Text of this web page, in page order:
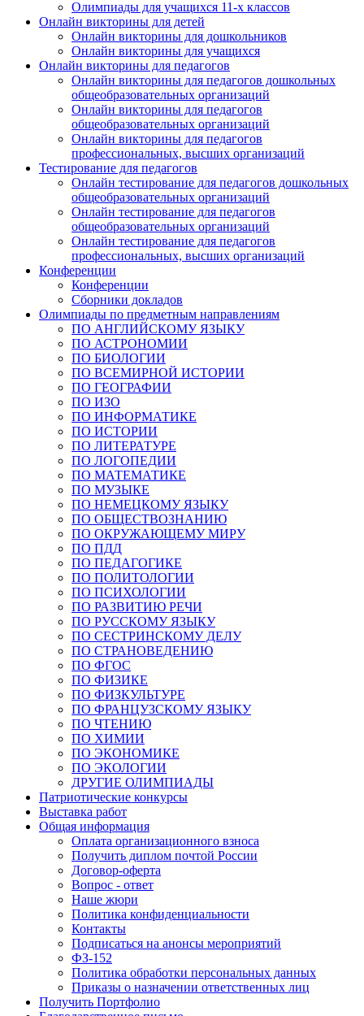
Олимпиады для учащихся 11-х классов
Онлайн викторины для детей
Онлайн викторины для дошкольников
Онлайн викторины для учащихся
Онлайн викторины для педагогов
Онлайн викторины для педагогов дошкольных
общеобразовательных организаций
Онлайн викторины для педагогов
общеобразовательных организаций
Онлайн викторины для педагогов
профессиональных, высших организаций
Тестирование для педагогов
Онлайн тестирование для педагогов дошкольных
общеобразовательных организаций
Онлайн тестирование для педагогов
общеобразовательных организаций
Онлайн тестирование для педагогов
профессиональных, высших организаций
Конференции
Конференции
Сборники докладов
Олимпиады по предметным направлениям
ПО АНГЛИЙСКОМУ ЯЗЫКУ
ПО АСТРОНОМИИ
ПО БИОЛОГИИ
ПО ВСЕМИРНОЙ ИСТОРИИ
ПО ГЕОГРАФИИ
ПО ИЗО
ПО ИНФОРМАТИКЕ
ПО ИСТОРИИ
ПО ЛИТЕРАТУРЕ
ПО ЛОГОПЕДИИ
ПО МАТЕМАТИКЕ
ПО МУЗЫКЕ
ПО НЕМЕЦКОМУ ЯЗЫКУ
ПО ОБЩЕСТВОЗНАНИЮ
ПО ОКРУЖАЮЩЕМУ МИРУ
ПО ПДД
ПО ПЕДАГОГИКЕ
ПО ПОЛИТОЛОГИИ
ПО ПСИХОЛОГИИ
ПО РАЗВИТИЮ РЕЧИ
ПО РУССКОМУ ЯЗЫКУ
ПО СЕСТРИНСКОМУ ДЕЛУ
ПО СТРАНОВЕДЕНИЮ
ПО ФГОС
ПО ФИЗИКЕ
ПО ФИЗКУЛЬТУРЕ
ПО ФРАНЦУЗСКОМУ ЯЗЫКУ
ПО ЧТЕНИЮ
ПО ХИМИИ
ПО ЭКОНОМИКЕ
ПО ЭКОЛОГИИ
ДРУГИЕ ОЛИМПИАДЫ
Патриотические конкурсы
Выставка работ
Общая информация
Оплата организационного взноса
Получить диплом почтой России
Договор-оферта
Вопрос - ответ
Наше жюри
Политика конфиденциальности
Контакты
Подписаться на анонсы мероприятий
ФЗ-152
Политика обработки персональных данных
Приказы о назначении ответственных лиц
Получить Портфолио